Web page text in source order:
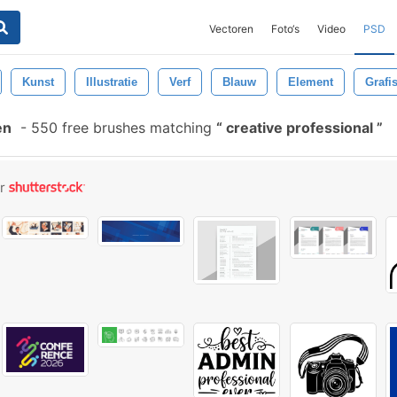
Vectoren Foto‘s Video PSD
Kunst Illustratie Verf Blauw Element
- 550 free brushes matching creative professional